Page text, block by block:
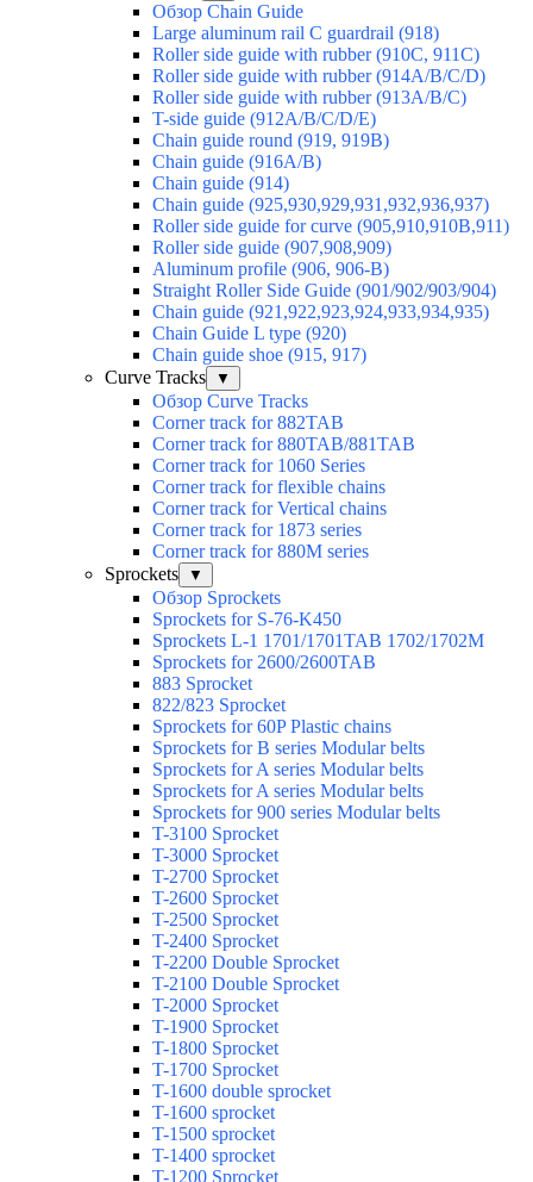
Обзор Chain Guide
Large aluminum rail C guardrail (918)
Roller side guide with rubber (910C, 911C)
Roller side guide with rubber (914A/B/C/D)
Roller side guide with rubber (913A/B/C)
T-side guide (912A/B/C/D/E)
Chain guide round (919, 919B)
Chain guide (916A/B)
Chain guide (914)
Chain guide (925,930,929,931,932,936,937)
Roller side guide for curve (905,910,910B,911)
Roller side guide (907,908,909)
Aluminum profile (906, 906-B)
Straight Roller Side Guide (901/902/903/904)
Chain guide (921,922,923,924,933,934,935)
Chain Guide L type (920)
Chain guide shoe (915, 917)
Curve Tracks
▼
Обзор Curve Tracks
Corner track for 882TAB
Corner track for 880TAB/881TAB
Corner track for 1060 Series
Corner track for flexible chains
Corner track for Vertical chains
Corner track for 1873 series
Corner track for 880M series
Sprockets
▼
Обзор Sprockets
Sprockets for S-76-K450
Sprockets L-1 1701/1701TAB 1702/1702M
Sprockets for 2600/2600TAB
883 Sprocket
822/823 Sprocket
Sprockets for 60P Plastic chains
Sprockets for B series Modular belts
Sprockets for A series Modular belts
Sprockets for A series Modular belts
Sprockets for 900 series Modular belts
T-3100 Sprocket
T-3000 Sprocket
T-2700 Sprocket
T-2600 Sprocket
T-2500 Sprocket
T-2400 Sprocket
T-2200 Double Sprocket
T-2100 Double Sprocket
T-2000 Sprocket
T-1900 Sprocket
T-1800 Sprocket
T-1700 Sprocket
T-1600 double sprocket
T-1600 sprocket
T-1500 sprocket
T-1400 sprocket
T-1200 Sprocket